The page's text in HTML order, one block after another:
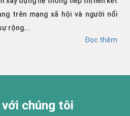
trên mạng xã hội và người nổi
rộng...
Đọc thêm
với chúng tôi